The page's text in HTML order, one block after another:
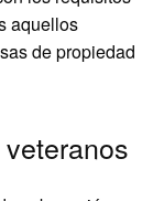
aquellos
de propiedad